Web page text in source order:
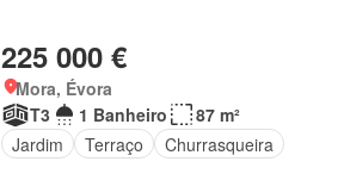
225 000 €
Mora, Évora
T3
1 Banheiro
87 m²
Jardim
Terraço Churrasqueira